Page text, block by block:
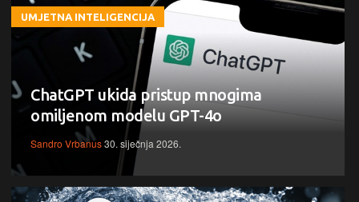
UMJETNA INTELIGENCIJA
ChatGPT ukida pristup mnogima
omiljenom modelu GPT-4o
Sandro Vrbanus30. siječnja 2026.